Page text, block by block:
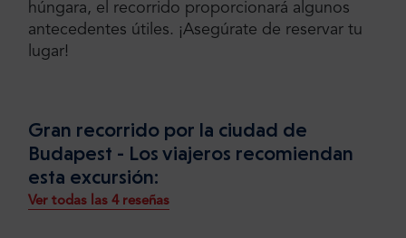
húngara, el recorrido proporcionará algunos
antecedentes útiles. ¡Asegúrate de reservar tu
lugar!
Gran recorrido por la ciudad de
Budapest - Los viajeros recomiendan
esta excursión:
Ver todas las 4 reseñas